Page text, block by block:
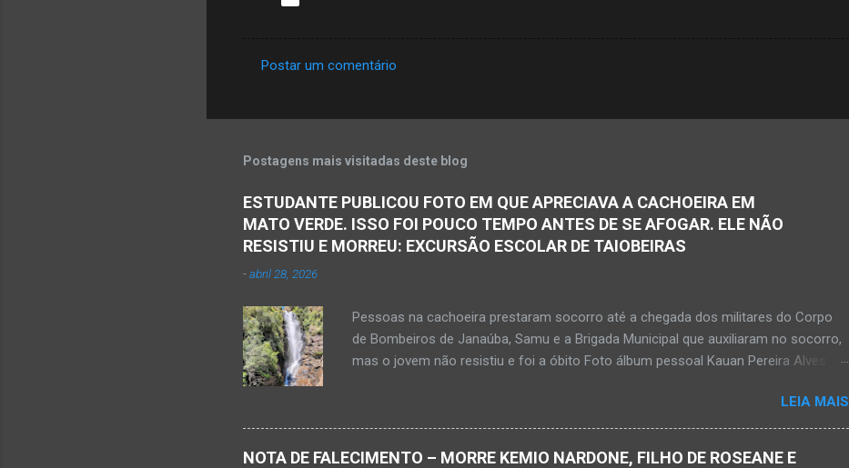
e
t
á
o
s
Postar um comentário
Postagens mais visitadas deste blog
ESTUDANTE PUBLICOU FOTO EM QUE APRECIAVA A CACHOEIRA EM
MATO VERDE. ISSO FOI POUCO TEMPO ANTES DE SE AFOGAR. ELE NÃO
RESISTIU E MORREU: EXCURSÃO ESCOLAR DE TAIOBEIRAS
-abril 28, 2026
Pessoas na cachoeira prestaram socorro até a chegada dos militares do Corpo
de Bombeiros de Janaúba, Samu e a Brigada Municipal que auxiliaram no socorro,
mas o jovem não resistiu e foi a óbito Foto álbum pessoal Kauan Pereira Alves
Mato Verde, pouco tempo antes de se afogar e depois vir a óbito nesta terça-
feira, dia 28 de abril de 2026. Foto álbum pessoal Kauan Pereira Alves. Fotos CB
Populares, Corpo de Bombeiros Militar, Samu e Brigada Municipal socorrem
LEIA MAIS
NOTA DE FALECIMENTO – MORRE KEMIO NARDONE, FILHO DE ROSEANE E